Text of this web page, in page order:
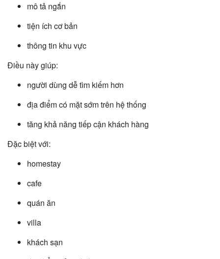
mô tả ngắn
tiện ích cơ bản
thông tin khu vực
Điều này giúp:
người dùng dễ tìm kiếm hơn
địa điểm có mặt sớm trên hệ thống
tăng khả năng tiếp cận khách hàng
Đặc biệt với:
homestay
cafe
quán ăn
villa
khách sạn